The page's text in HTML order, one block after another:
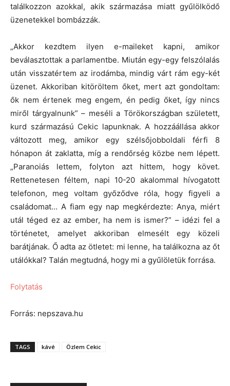
találkozzon azokkal, akik származása miatt gyűlölködő
üzenetekkel bombázzák.
„Akkor kezdtem ilyen e-maileket kapni, amikor
beválasztottak a parlamentbe. Miután egy-egy felszólalás
után visszatértem az irodámba, mindig várt rám egy-két
üzenet. Akkoriban kitöröltem őket, mert azt gondoltam:
ők nem értenek meg engem, én pedig őket, így nincs
miről tárgyalnunk” – meséli a Törökországban született,
kurd származású Cekic lapunknak. A hozzáállása akkor
változott meg, amikor egy szélsőjobboldali férfi 8
hónapon át zaklatta, míg a rendőrség közbe nem lépett.
„Paranoiás lettem, folyton azt hittem, hogy követ.
Rettenetesen féltem, napi 10-20 akalommal hívogatott
telefonon, meg voltam győződve róla, hogy figyeli a
családomat… A fiam egy nap megkérdezte: Anya, miért
utál téged ez az ember, ha nem is ismer?” – idézi fel a
történetet, amelyet akkoriban elmesélt egy közeli
barátjának. Ő adta az ötletet: mi lenne, ha találkozna az őt
utálókkal? Talán megtudná, hogy mi a gyűlöletük forrása.
Folytatás
Forrás: nepszava.hu
TAGS kávé Özlem Cekic